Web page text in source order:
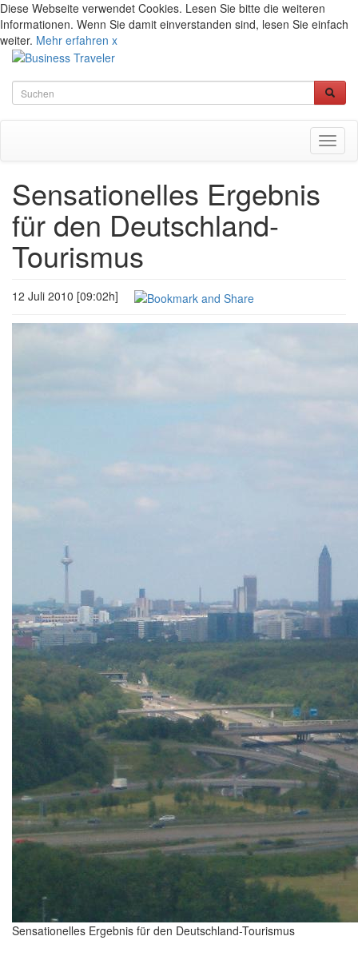
Diese Webseite verwendet Cookies. Lesen Sie bitte die weiteren
Informationen. Wenn Sie damit einverstanden sind, lesen Sie einfach
weiter. Mehr erfahren x
Sensationelles Ergebnis
für den Deutschland-
Tourismus
12 Juli 2010 [09:02h]
Sensationelles Ergebnis für den Deutschland-Tourismus